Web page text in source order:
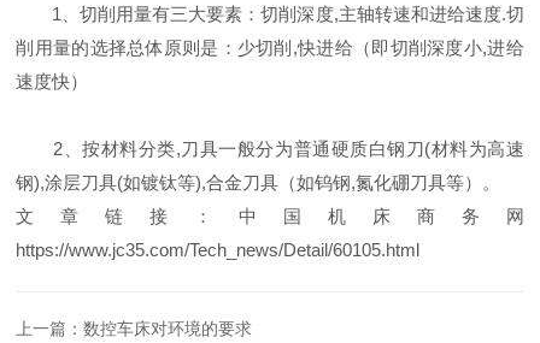
1、切削用量有三大要素：切削深度,主轴转速和进给速度.切
削用量的选择总体原则是：少切削,快进给（即切削深度小,进给
速度快）
2、按材料分类,刀具一般分为普通硬质白钢刀(材料为高速
钢),涂层刀具(如镀钛等),合金刀具（如钨钢,氮化硼刀具等）。
文章链接：中国机床商务网
https://www.jc35.com/Tech_news/Detail/60105.html
上一篇：数控车床对环境的要求